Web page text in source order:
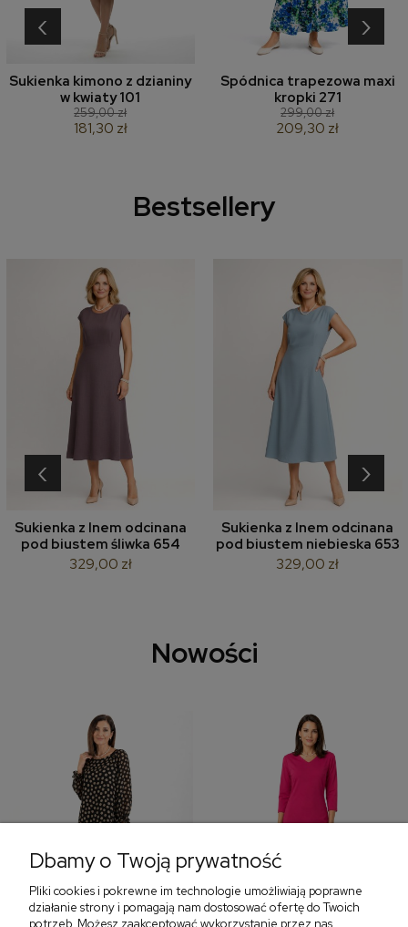
Sukienka kimono z dzianiny
w kwiaty 101
259,00 zł
181,30 zł
Spódnica trapezowa maxi
kropki 271
299,00 zł
209,30 zł
‹ ›
Bestsellery
Sukienka z lnem odcinana
pod biustem śliwka 654
329,00 zł
Sukienka z lnem odcinana
pod biustem niebieska 653
329,00 zł
‹ ›
Nowości
‹
Dbamy o Twoją prywatność
Pliki cookies i pokrewne im technologie umożliwiają poprawne
działanie strony i pomagają nam dostosować ofertę do Twoich
potrzeb. Możesz zaakceptować wykorzystanie przez nas